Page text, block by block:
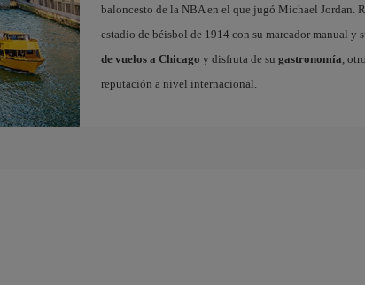
baloncesto de la NBA en el que jugó Michael Jordan.
estadio de béisbol de 1914 con su marcador manual y
de vuelos a Chicago y disfruta de su gastronomía,
reputación a nivel internacional.